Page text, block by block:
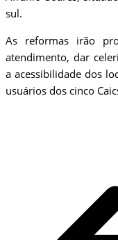
sul.
As reformas irão
atendimento, dar
a acessibilidade dos
usuários dos cinco